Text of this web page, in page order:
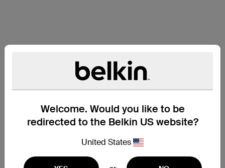
Welcome. Would you like to be
redirected to the Belkin US website?
United States
Assistance